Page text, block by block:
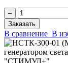
‒
Заказать
В сравнение В